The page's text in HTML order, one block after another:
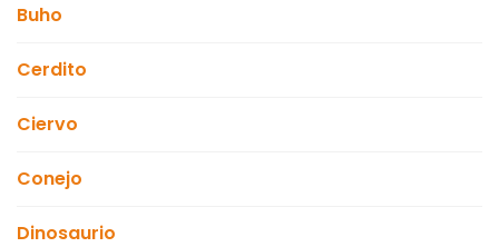
Buho
Cerdito
Ciervo
Conejo
Dinosaurio